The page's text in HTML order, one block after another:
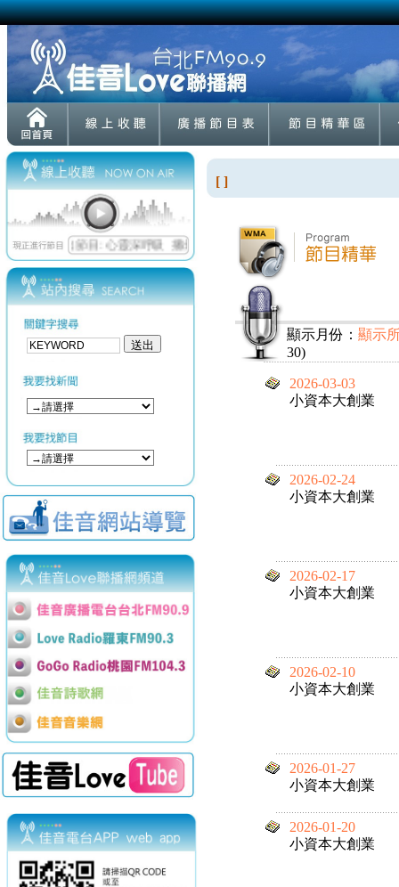
[ ]
顯示月份： 顯示
30)
2026-03-03
小資本大創業
2026-02-24
小資本大創業
2026-02-17
小資本大創業
2026-02-10
小資本大創業
2026-01-27
小資本大創業
2026-01-20
小資本大創業